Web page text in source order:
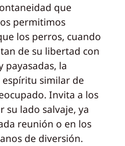
que
permitimos
los perros, cuando
de su libertad con
payasadas, la
similar de
Invita a los
su lado salvaje, ya
reunión o en los
de diversión.